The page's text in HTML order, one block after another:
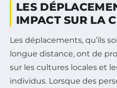
LES
IMPACT SUR LA
Les déplacements, qu’ils
longue distance, ont de
sur les cultures locales et
individus. Lorsque des